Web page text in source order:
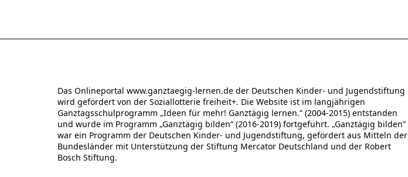
Das Onlineportal www.ganztaegig-lernen.de der Deutschen Kinder- und Jugendstiftung
wird gefördert von der Soziallotterie freiheit+. Die Website ist im langjährigen
Ganztagsschulprogramm „Ideen für mehr! Ganztägig lernen.“ (2004-2015) entstanden
und wurde im Programm „Ganztägig bilden“ (2016-2019) fortgeführt. „Ganztägig bilden“
war ein Programm der Deutschen Kinder- und Jugendstiftung, gefördert aus Mitteln der
Bundesländer mit Unterstützung der Stiftung Mercator Deutschland und der Robert
Bosch Stiftung.